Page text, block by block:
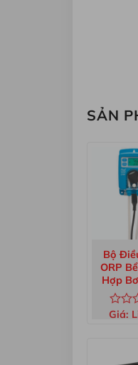
SẢN
Bộ
ORP
Hợp
Được
Giá: